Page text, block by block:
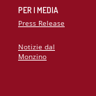
PER I MEDIA
Press Release
Notizie dal
Monzino